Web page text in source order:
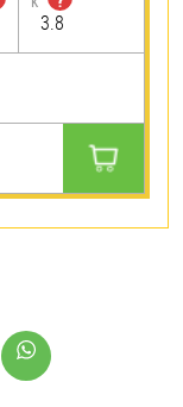
3.8